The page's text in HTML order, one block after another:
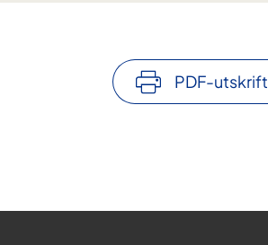
PDF-utskrift